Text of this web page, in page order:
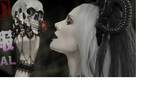
ル 個性的 ライブ衣装 舞
台衣装 ステージ衣装 イ
ベント衣装 仮装 衣装
衣装 舞台衣装 ステージ
衣装 イベント衣装 仮装
サイバー 衣装